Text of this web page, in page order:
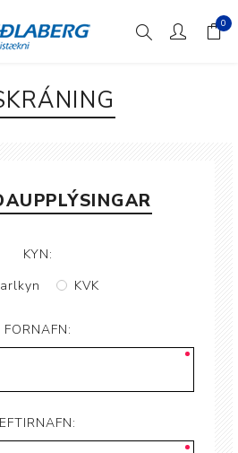
0
KYN:
KVK
FORNAFN:
EFTIRNAFN: